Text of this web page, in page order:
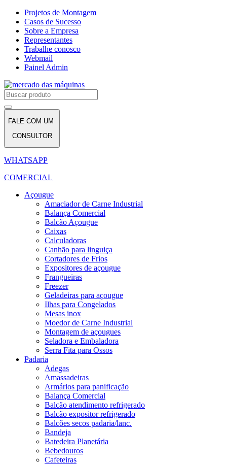
Projetos de Montagem
Casos de Sucesso
Sobre a Empresa
Representantes
Trabalhe conosco
Webmail
Painel Admin
FALE COM UM
CONSULTOR
WHATSAPP
COMERCIAL
Açougue
Amaciador de Carne Industrial
Balança Comercial
Balcão Açougue
Caixas
Calculadoras
Canhão para linguiça
Cortadores de Frios
Expositores de açougue
Frangueiras
Freezer
Geladeiras para açougue
Ilhas para Congelados
Mesas inox
Moedor de Carne Industrial
Montagem de açougues
Seladora e Embaladora
Serra Fita para Ossos
Padaria
Adegas
Amassadeiras
Armários para panificação
Balança Comercial
Balcão atendimento refrigerado
Balcão expositor refrigerado
Balcões secos padaria/lanc.
Bandeja
Batedeira Planetária
Bebedouros
Cafeteiras